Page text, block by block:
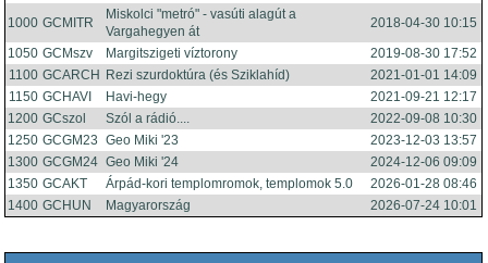
1000 GCMITR
Miskolci "metró" - vasúti alagút a
Vargahegyen át
2018-04-30 10:15
1050 GCMszv Margitszigeti víztorony
2019-08-30 17:52
1100 GCARCH Rezi szurdoktúra (és Sziklahíd)
2021-01-01 14:09
1150 GCHAVI Havi-hegy
2021-09-21 12:17
1200 GCszol Szól a rádió....
2022-09-08 10:30
1250 GCGM23 Geo Miki '23
2023-12-03 13:57
1300 GCGM24 Geo Miki '24
2024-12-06 09:09
1350 GCAKT Árpád-kori templomromok, templomok 5.0
2026-01-28 08:46
1400 GCHUN Magyarország 2026-07-24 10:01